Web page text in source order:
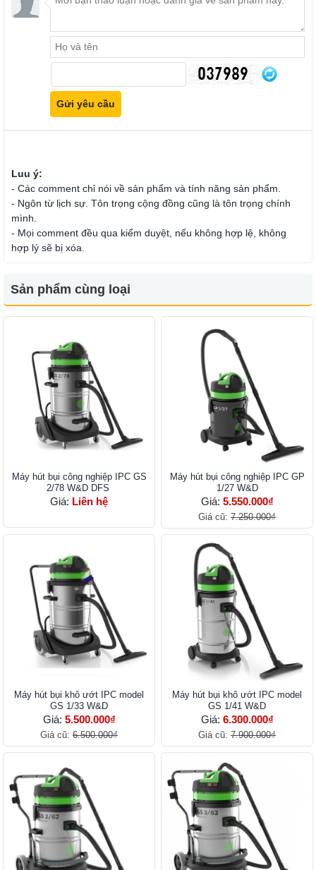
Luu ý:
- Các comment chỉ nói về sản phẩm và tính năng sản phẩm.
- Ngôn từ lịch sự. Tôn trọng cộng đồng cũng là tôn trọng chính
mình.
- Mọi comment đều qua kiểm duyệt, nếu không hợp lệ, không
hợp lý sẽ bị xóa.
Sản phẩm cùng loại
Máy hút bụi công nghiệp IPC GS
2/78 W&D DFS
Giá: Liên hệ
Máy hút bụi công nghiệp IPC GP
1/27 W&D
Giá: 5.550.000₫
Giá cũ: 7.250.000₫
Máy hút bụi khô ướt IPC model
GS 1/33 W&D
Giá: 5.500.000₫
Giá cũ: 6.500.000₫
Máy hút bụi khô ướt IPC model
GS 1/41 W&D
Giá: 6.300.000₫
Giá cũ: 7.900.000₫